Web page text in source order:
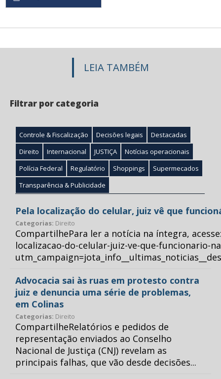
LEIA TAMBÉM
Filtrar por categoria
Controle & Fiscalização Decisões legais
Destacadas
Direito
Internacional JUSTIÇA
Notícias operacionais
Polícia Federal
Regulatório Shoppings
Supermecados
Transparência & Publicidade
Pela localização do celular, juiz vê que
Categorias: Direito
CompartilhePara ler a notícia na íntegra,
localizacao-do-celular-juiz-ve-que-funcionario-
Advocacia sai às ruas em protesto contra
juiz e denuncia uma série de problemas,
em Colinas
Categorias: Direito
CompartilheRelatórios e pedidos de
representação enviados ao Conselho
Nacional de Justiça (CNJ) revelam as
principais falhas, que vão desde decisões...